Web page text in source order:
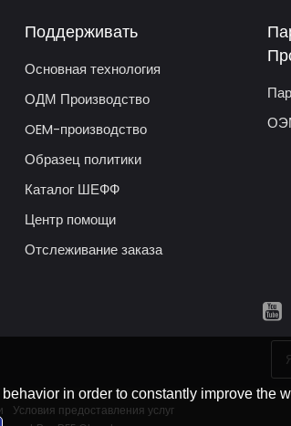
Поддерживать
Основная технология
ОДМ Производство
OEM-производство
Образец политики
Каталог ШЕФФ
Центр помощи
Отслеживание заказа
Условия предоставления услуг
in order to constantly improve the